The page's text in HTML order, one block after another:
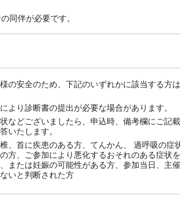
同伴が必要です。
の安全のため、下記のいずれかに該当する方
より診断書の提出が必要な場合があります。
などございましたら、申込時、備考欄にご記載
いたします。
、首に疾患のある方、てんかん、 過呼吸の症
方、ご参加により悪化するおそれのある症状
または妊娠の可能性がある方、参加当日、主
いと判断された方